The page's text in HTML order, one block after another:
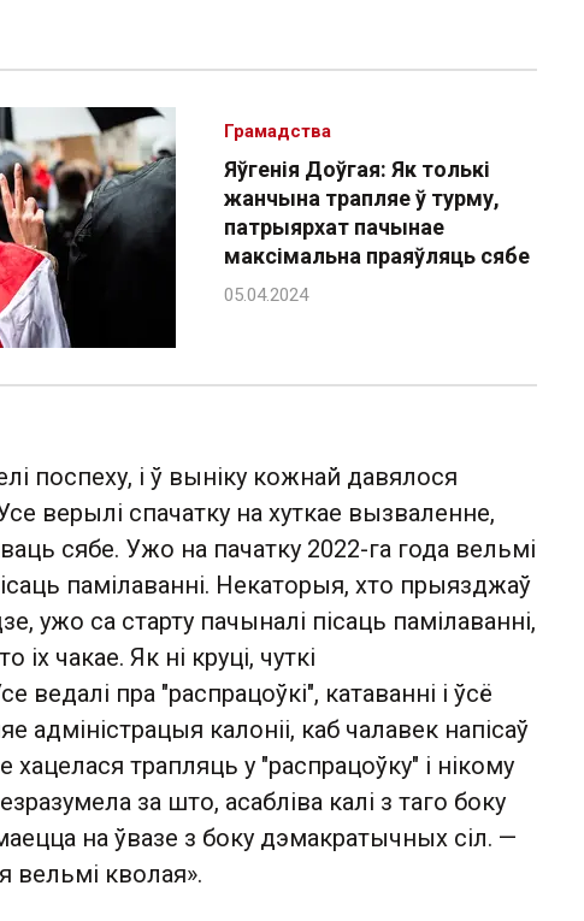
Яўгенія Доўгая: Як толькі
жанчына трапляе ў турму,
патрыярхат пачынае
максімальна праяўляць сябе
Грамадства
поспеху, і ў выніку кожнай давялося
верылі спачатку на хуткае вызваленне,
сябе. Ужо на пачатку 2022-га года вельмі
памілаванні. Некаторыя, хто прыязджаў
ужо са старту пачыналі пісаць памілаванні,
чакае. Як ні круці, чуткі
пра "распрацоўкі", катаванні і ўсё
адміністрацыя калоніі, каб чалавек напісаў
хацелася трапляць у "распрацоўку" і нікому
за што, асабліва калі з таго боку
на ўвазе з боку дэмакратычных сіл. —
вельмі кволая».